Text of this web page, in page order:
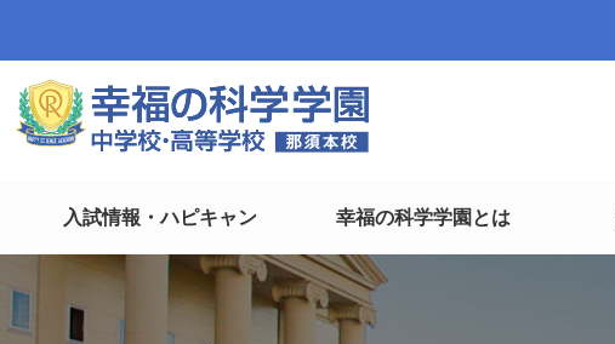
入試情報・ハピキャン 幸福の科学学園とは